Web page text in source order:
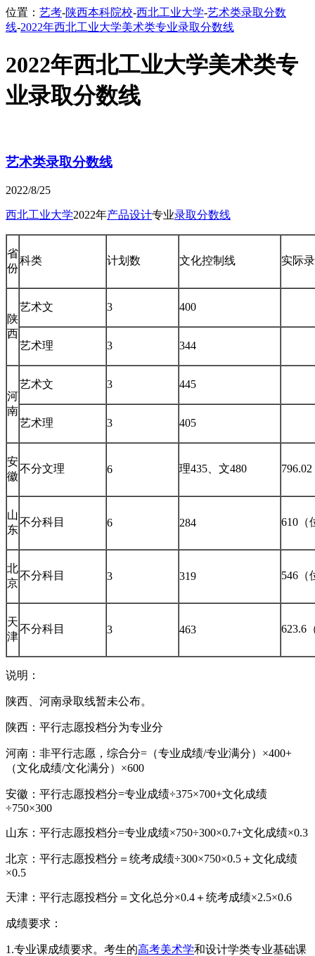
位置： 艺考-陕西本科院校-西北工业大学-艺术类录取分数
线-2022年西北工业大学美术类专业录取分数线
2022年西北工业大学美术类专
业录取分数线
艺术类录取分数线
2022/8/25
西北工业大学2022年产品设计专业录取分数线
省
份
科类 计划数 文化控制线 实际
陕
西
艺术文 3 400
艺术理 3 344
河
南
艺术文 3 445
艺术理 3 405
安
徽
不分文理 6 理435、文480
山
东
不分科目 6 284 610（
北
京
不分科目 3 319 546（
天
津
不分科目 3 463 623.6
说明：
陕西、河南录取线暂未公布。
陕西：平行志愿投档分为专业分
河南：非平行志愿，综合分=（专业成绩/专业满分）×400+
（文化成绩/文化满分）×600
安徽：平行志愿投档分=专业成绩÷375×700+文化成绩
÷750×300
山东：平行志愿投档分=专业成绩×750÷300×0.7+文化成绩×0.3
北京：平行志愿投档分＝统考成绩÷300×750×0.5＋文化成绩
×0.5
天津：平行志愿投档分＝文化总分×0.4＋统考成绩×2.5×0.6
成绩要求：
1.专业课成绩要求。考生的高考美术学和设计学类专业基础课